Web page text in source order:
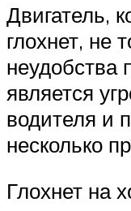
Двигатель,
глохнет, не
неудобства
является
водителя и
несколько
Глохнет на